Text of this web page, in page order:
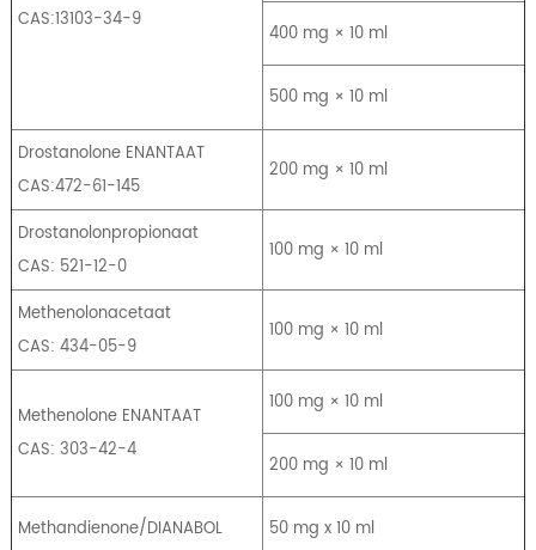
CAS:13103-34-9
400 mg × 10 ml
500 mg × 10 ml
Drostanolone ENANTAAT
CAS:472-61-145
200 mg × 10 ml
Drostanolonpropionaat
CAS: 521-12-0
100 mg × 10 ml
Methenolonacetaat
CAS: 434-05-9
100 mg × 10 ml
Methenolone ENANTAAT
CAS: 303-42-4
100 mg × 10 ml
200 mg × 10 ml
Methandienone/DIANABOL 50 mg x 10 ml